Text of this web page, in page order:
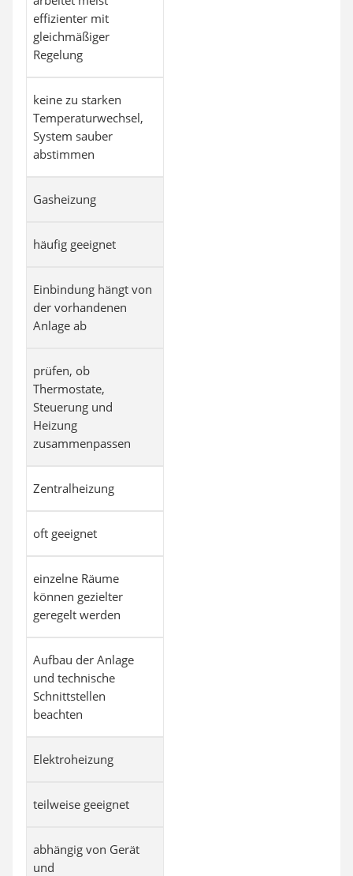
effizienter mit
gleichmäßiger
Regelung
keine zu starken
Temperaturwechsel,
System sauber
abstimmen
Gasheizung
häufig geeignet
Einbindung hängt von
der vorhandenen
Anlage ab
prüfen, ob
Thermostate,
Steuerung und
Heizung
zusammenpassen
Zentralheizung
oft geeignet
einzelne Räume
können gezielter
geregelt werden
Aufbau der Anlage
und technische
Schnittstellen
beachten
Elektroheizung
teilweise geeignet
abhängig von Gerät
und